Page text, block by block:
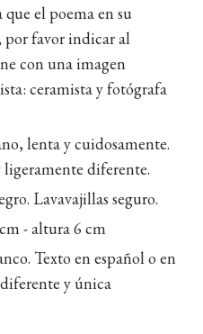
que el poema en su
por favor indicar al
con una imagen
ceramista y fotógrafa
lenta y cuidosamente.
ligeramente diferente.
Lavavajillas seguro.
- altura 6 cm
Texto en español o en
y única